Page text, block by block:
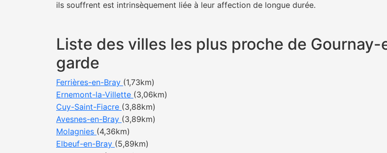
ils souffrent est intrinsèquement liée à leur affection de longue durée.
Liste des villes les plus proche de
garde
Ferrières-en-Bray (1,73km)
Ernemont-la-Villette (3,06km)
Cuy-Saint-Fiacre (3,88km)
Avesnes-en-Bray (3,89km)
Molagnies (4,36km)
Elbeuf-en-Bray (5,89km)